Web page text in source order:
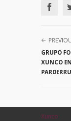
GRUPO
XUNCO EN
Xunco